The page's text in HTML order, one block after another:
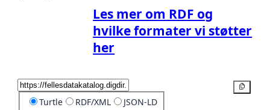
Les mer om RDF og
hvilke formater vi støtter
her
Turtle RDF/XML JSON-LD